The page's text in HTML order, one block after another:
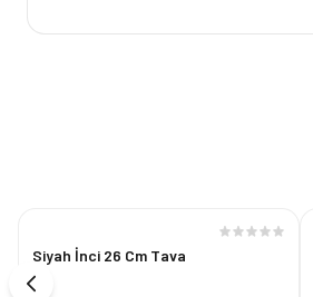
Siyah İnci 26 Cm Tava